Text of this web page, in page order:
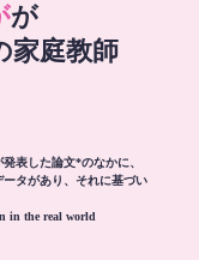
が
家庭教師
表した論文*のなかに、
ータがあり、それに基づい
in the real world